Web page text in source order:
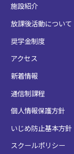
施設紹介
放課後活動について
奨学金制度
アクセス
新着情報
通信制課程
個人情報保護方針
いじめ防止基本方針
スクールポリシー